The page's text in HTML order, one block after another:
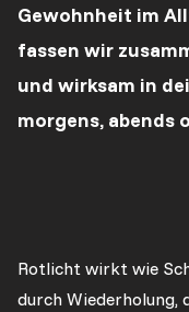
Gewohnheit im
fassen wir
und wirksam in
morgens, abends
Rotlicht wirkt wie
durch Wiederholung,